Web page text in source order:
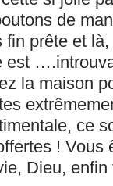
de
prête et
est
la maison
ce
! Vous
Dieu,